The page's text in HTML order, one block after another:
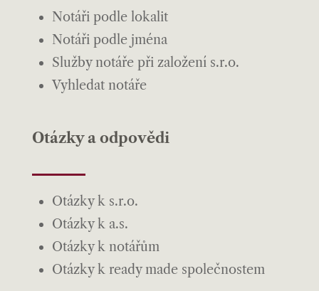
Notáři podle lokalit
Notáři podle jména
Služby notáře při založení s.r.o.
Vyhledat notáře
Otázky a odpovědi
Otázky k s.r.o.
Otázky k a.s.
Otázky k notářům
Otázky k ready made společnostem